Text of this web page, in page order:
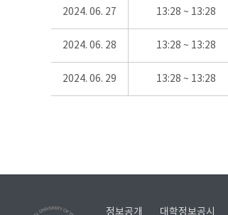
2024. 06. 27 13:28 ~ 13:28
2024. 06. 28 13:28 ~ 13:28
2024. 06. 29 13:28 ~ 13:28
정보공개 대학정보공시